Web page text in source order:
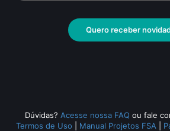
Quero receber
Dúvidas? Acesse nossa FAQ ou fale
Termos de Uso
Manual Projetos FSA